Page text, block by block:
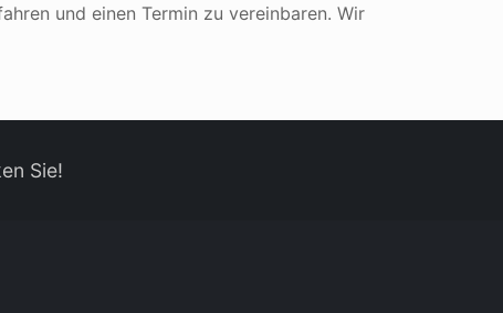
und einen Termin zu vereinbaren. Wir
Sie!